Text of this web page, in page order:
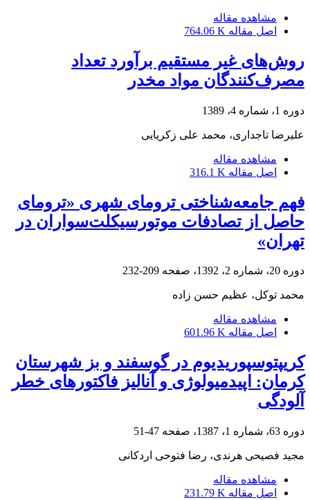
مشاهده مقاله
اصل مقاله 764.06 K
روش‌های غیر مستقیم برآورد تعداد
مصرف‌کنندگان مواد مخدر
دوره 1، شماره 4، 1389
علیرضا تاجداری، محمد علی زکریایی
مشاهده مقاله
اصل مقاله 316.1 K
فهم جامعه‌شناختی ترومای شهری «ترومای
حاصل از تصادفات موتورسیکلت‌سواران در
تهران»
دوره 20، شماره 2، 1392، صفحه 209-232
محمد توکل، عظیم حسن زاده
مشاهده مقاله
اصل مقاله 601.96 K
کریپتوسپوریدیوم‌ ‌در گوسفند و بز شهرستان
کرمان: اپیدمیولوژی و آنالیز فاکتور‌های خطر
آلودگی
دوره 63، شماره 1، 1387، صفحه 47-51
مجید فصیحی هرندی، رضا فتوحی اردکانی
مشاهده مقاله
اصل مقاله 231.79 K